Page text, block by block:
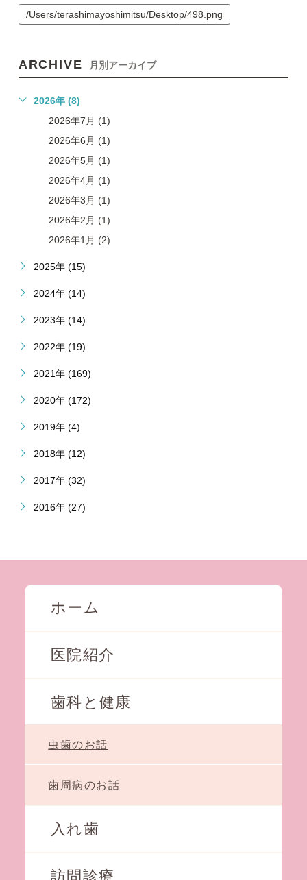
/Users/terashimayoshimitsu/Desktop/498.png
ARCHIVE 月別アーカイブ
2026年 (8)
2026年7月 (1)
2026年6月 (1)
2026年5月 (1)
2026年4月 (1)
2026年3月 (1)
2026年2月 (1)
2026年1月 (2)
2025年 (15)
2024年 (14)
2023年 (14)
2022年 (19)
2021年 (169)
2020年 (172)
2019年 (4)
2018年 (12)
2017年 (32)
2016年 (27)
ホーム
医院紹介
歯科と健康
虫歯のお話
歯周病のお話
入れ歯
訪問診療